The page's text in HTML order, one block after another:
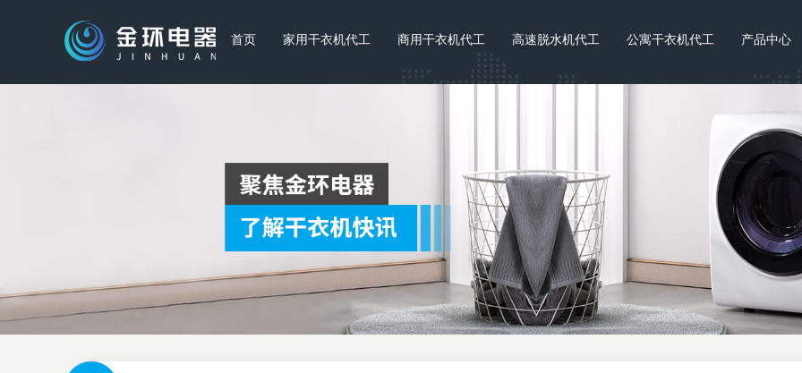
首页 家用干衣机代工 商用干衣机代工 高速脱水机代工 公寓干衣机代工 产品中心